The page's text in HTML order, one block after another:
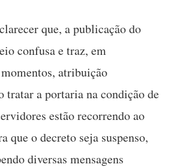
que, a publicação do
confusa e traz, em
atribuição
tratar a portaria na condição de
estão recorrendo ao
que o decreto seja suspenso,
diversas mensagens